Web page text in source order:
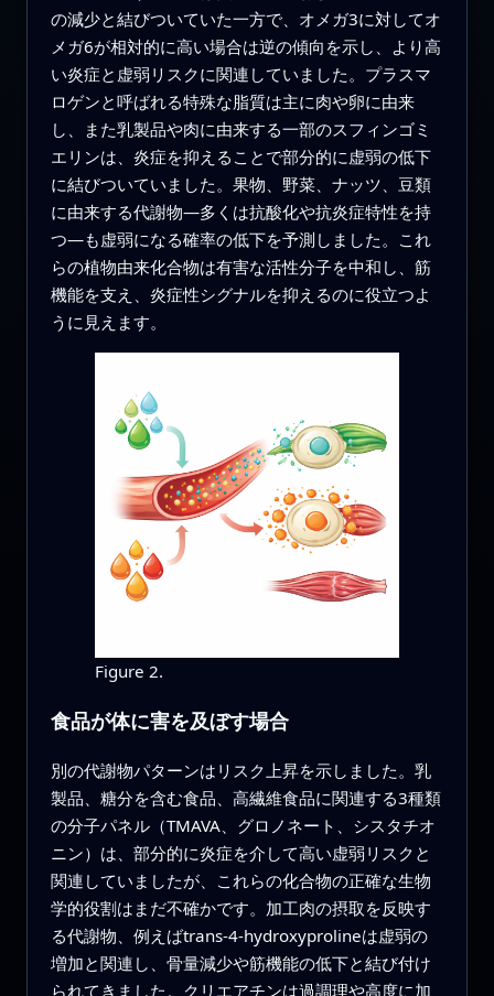
の減少と結びついていた一方で、オメガ3に対してオ
メガ6が相対的に高い場合は逆の傾向を示し、より高
い炎症と虚弱リスクに関連していました。プラスマ
ロゲンと呼ばれる特殊な脂質は主に肉や卵に由来
し、また乳製品や肉に由来する一部のスフィンゴミ
エリンは、炎症を抑えることで部分的に虚弱の低下
に結びついていました。果物、野菜、ナッツ、豆類
に由来する代謝物—多くは抗酸化や抗炎症特性を持
つ—も虚弱になる確率の低下を予測しました。これ
らの植物由来化合物は有害な活性分子を中和し、筋
機能を支え、炎症性シグナルを抑えるのに役立つよ
うに見えます。
Figure 2.
食品が体に害を及ぼす場合
別の代謝物パターンはリスク上昇を示しました。乳
製品、糖分を含む食品、高繊維食品に関連する3種類
の分子パネル（TMAVA、グロノネート、シスタチオ
ニン）は、部分的に炎症を介して高い虚弱リスクと
関連していましたが、これらの化合物の正確な生物
学的役割はまだ不確かです。加工肉の摂取を反映す
る代謝物、例えばtrans-4-hydroxyprolineは虚弱の
増加と関連し、骨量減少や筋機能の低下と結び付け
られてきました。クリエアチンは過調理や高度に加